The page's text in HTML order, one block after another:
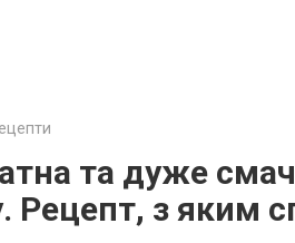
та дуже
Рецепт, з яким